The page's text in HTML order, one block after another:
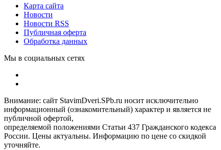
Карта сайта
Новости
Новости RSS
Публичная оферта
Обработка данных
Мы в социальных сетях
Внимание: сайт StavimDveri.SPb.ru носит исключительно
информационный (ознакомительный) характер и является не
публичной офертой,
определяемой положениями Статьи 437 Гражданского кодекса
России. Цены актуальны. Информацию по цене со скидкой
уточняйте.